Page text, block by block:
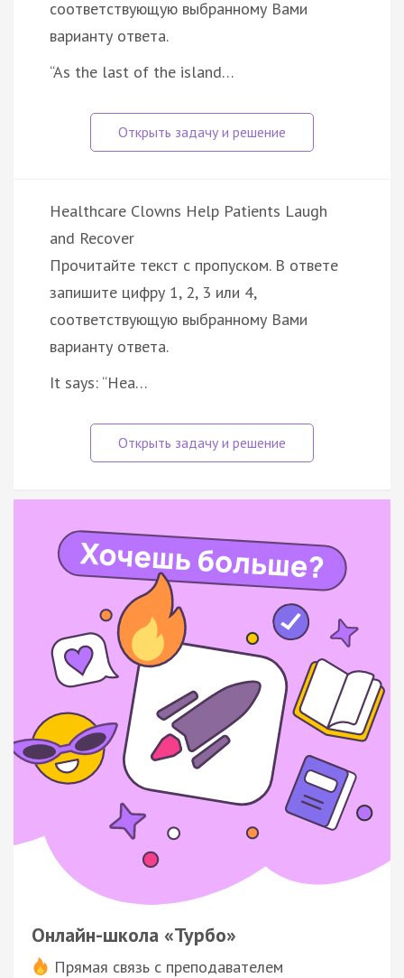
соответствующую выбранному Вами
варианту ответа.
“As the last of the island…
Healthcare Clowns Help Patients Laugh
and Recover
Прочитайте текст с пропуском. В ответе
запишите цифру 1, 2, 3 или 4,
соответствующую выбранному Вами
варианту ответа.
It says: “Hea…
Онлайн-школа «Турбо»
Прямая связь с преподавателем